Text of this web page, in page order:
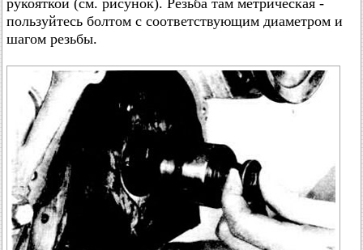
рукояткой (см. рисунок). Резьба там метрическая -
пользуйтесь болтом с соответствующим диаметром и
шагом резьбы.